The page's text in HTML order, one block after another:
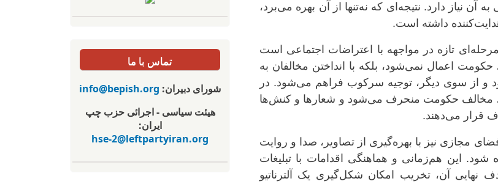
نیاز دارد. نتیجه‌ای که نه‌تنها از آن بهره می‌برد،
داشته است.
تازه در مواجهه با اعتراضات اجتماعی است
اعمال نمی‌شود، بلکه با انداختن مخالفان به
و از سوی دیگر، توجیه سرکوب فراهم می‌شود. در
مخالف حکومت منحرف می‌شود و شعارها و کنش‌ها
قرار می‌دهند.
مجازی نیز با بهره‌گیری از تصاویر، صدا و روایت
این هم‌زمانی و هماهنگی اقدامات با تبلیغات
نهایی آن، تخریب امکان شکل‌گیری یک آلترناتیو
تماس با ما
شورای دبیران: info@bepish.org
هیئت سیاسی - اجرائی حزب چپ
ایران:
hse-2@leftpartyiran.org